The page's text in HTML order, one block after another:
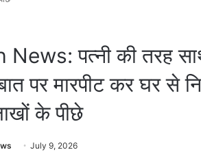
पत्नी की तरह
पर मारपीट कर घर से
के पीछे
July 9, 2026